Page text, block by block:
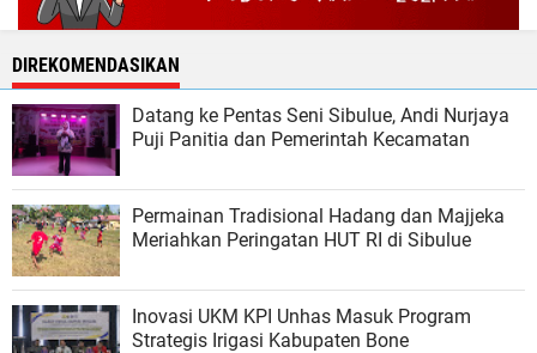
DIREKOMENDASIKAN
Datang ke Pentas Seni Sibulue, Andi Nurjaya
Puji Panitia dan Pemerintah Kecamatan
Permainan Tradisional Hadang dan Majjeka
Meriahkan Peringatan HUT RI di Sibulue
Inovasi UKM KPI Unhas Masuk Program
Strategis Irigasi Kabupaten Bone